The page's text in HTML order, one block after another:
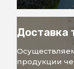
Доставка
продукции